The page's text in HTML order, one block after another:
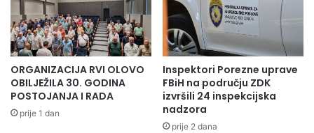
ORGANIZACIJA RVI OLOVO
OBILJEŽILA 30. GODINA
POSTOJANJA I RADA
prije 1 dan
Inspektori Porezne uprave
FBiH na području ZDK
izvršili 24 inspekcijska
nadzora
prije 2 dana